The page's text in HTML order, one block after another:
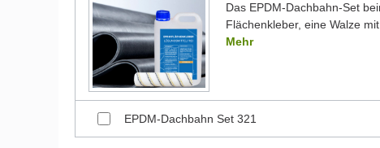
Das EPDM-Dachbahn-Set
Flächenkleber, eine Walze
Mehr
EPDM-Dachbahn Set 321